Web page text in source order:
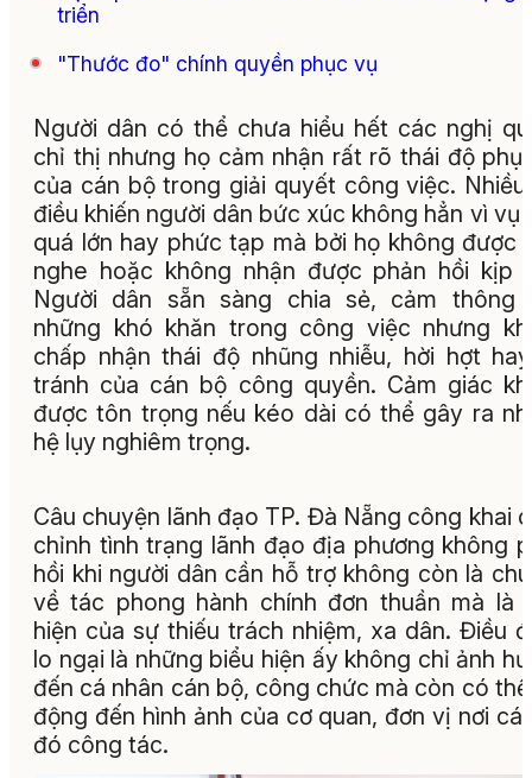
triển
"Thước đo" chính quyền phục vụ
Người dân có thể chưa hiểu hết các nghị
chỉ thị nhưng họ cảm nhận rất rõ thái độ
của cán bộ trong giải quyết công việc. Nhiều
điều khiến người dân bức xúc không hẳn vì vụ
quá lớn hay phức tạp mà bởi họ không được
nghe hoặc không nhận được phản hồi kịp
Người dân sẵn sàng chia sẻ, cảm thông
những khó khăn trong công việc nhưng
chấp nhận thái độ nhũng nhiễu, hời hợt
tránh của cán bộ công quyền. Cảm giác
được tôn trọng nếu kéo dài có thể gây ra
hệ lụy nghiêm trọng.
Câu chuyện lãnh đạo TP. Đà Nẵng công khai
chỉnh tình trạng lãnh đạo địa phương không
hồi khi người dân cần hỗ trợ không còn là
về tác phong hành chính đơn thuần mà là
hiện của sự thiếu trách nhiệm, xa dân. Điều
lo ngại là những biểu hiện ấy không chỉ ảnh
đến cá nhân cán bộ, công chức mà còn có
động đến hình ảnh của cơ quan, đơn vị nơi
đó công tác.